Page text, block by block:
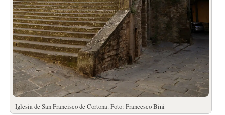
Iglesia de San Francisco de Cortona. Foto: Francesco Bini